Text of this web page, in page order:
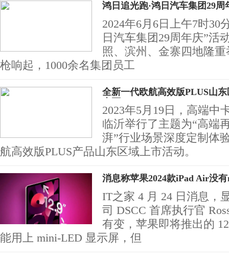
鸿日追光跑·鸿日汽车集团29周
2024年6月6日上午7时30
日汽车集团29周年庆”活
照、滨州、金寨四地隆
枪响起，1000余名集团员工
全新一代欧航高效版PLUS山
2023年5月19日，高端中
临沂举行了主题为“高端
湃”行业场景深度定制体
航高效版PLUS产品山东区域上市活动。
消息称苹果2024款iPad Air没
IT之家 4 月 24 日消息，
司 DSCC 首席执行官
有变，苹果即将推出的
能用上 mini-LED 显示屏，但